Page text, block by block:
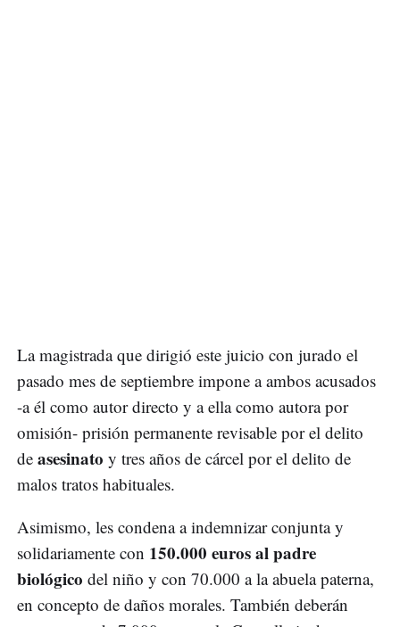
La magistrada que dirigió este juicio con jurado el
pasado mes de septiembre impone a ambos acusados
-a él como autor directo y a ella como autora por
omisión- prisión permanente revisable por el delito
de asesinato y tres años de cárcel por el delito de
malos tratos habituales.
Asimismo, les condena a indemnizar conjunta y
solidariamente con 150.000 euros al padre
biológico del niño y con 70.000 a la abuela paterna,
en concepto de daños morales. También deberán